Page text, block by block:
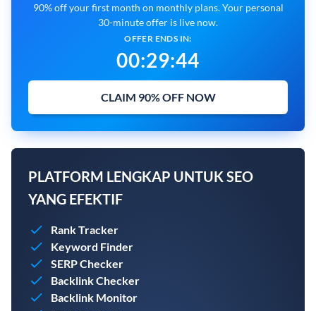
90% off your first month on monthly plans. Your personal
30-minute offer is live now.
OFFER ENDS IN:
00:29:43
CLAIM 90% OFF NOW
PLATFORM LENGKAP UNTUK SEO
YANG EFEKTIF
Rank Tracker
Keyword Finder
SERP Checker
Backlink Checker
Backlink Monitor